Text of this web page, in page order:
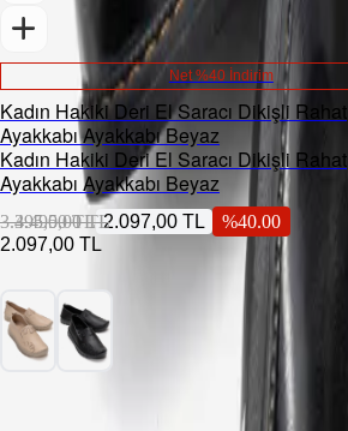
Net %40 İndirim
Kadın Hakiki Deri El Saracı Dikişli Rahat
Ayakkabı Ayakkabı Beyaz
Kadın Hakiki Deri El Saracı Dikişli Rahat
Ayakkabı Ayakkabı Beyaz
3.495,00 TL 2.097,00 TL %40.00
2.097,00 TL
3.495,00 TL